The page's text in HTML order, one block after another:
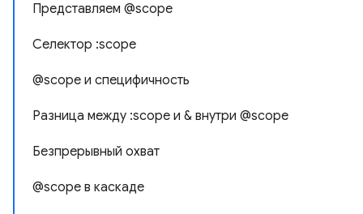
Представляем @scope
Селектор :scope
@scope и специфичность
Разница между :scope и & внутри @scope
Безпрерывный охват
@scope в каскаде